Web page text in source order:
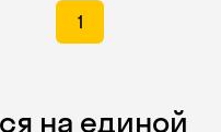
1
на единой